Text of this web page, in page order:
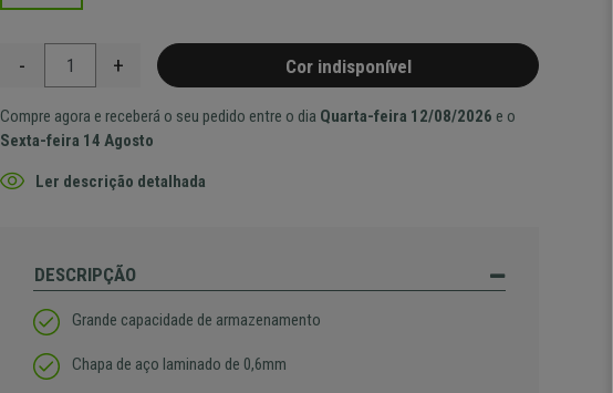
- + Cor indisponível
Compre agora e receberá o seu pedido entre o dia Quarta-feira 12/08/2026 e o
Sexta-feira 14 Agosto
Ler descrição detalhada
DESCRIPÇÃO
Grande capacidade de armazenamento
Chapa de aço laminado de 0,6mm